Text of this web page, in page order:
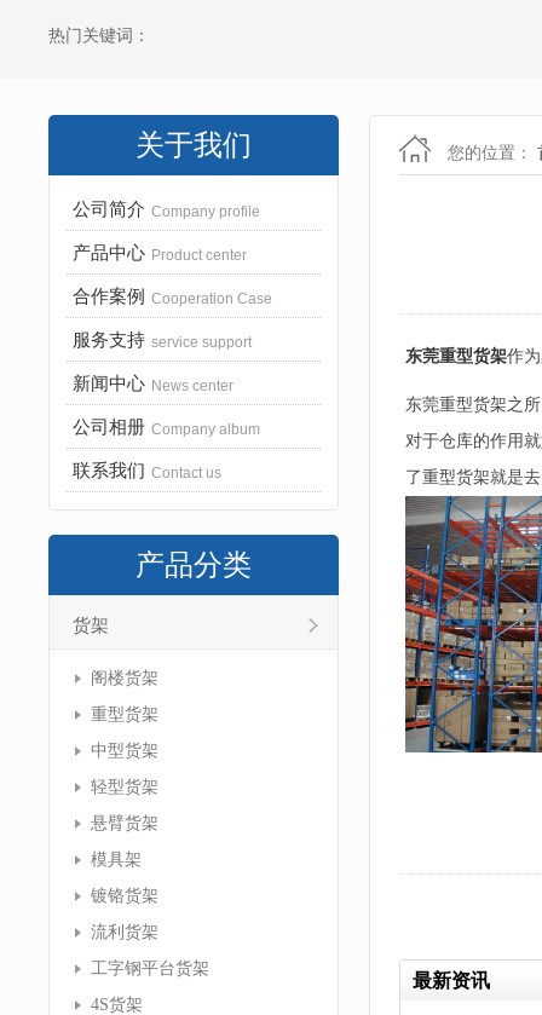
热门关键词：
关于我们
公司简介 Company profile
产品中心 Product center
合作案例 Cooperation Case
服务支持 service support
新闻中心 News center
公司相册 Company album
联系我们 Contact us
产品分类
货架
阁楼货架
重型货架
中型货架
轻型货架
悬臂货架
模具架
镀铬货架
流利货架
工字钢平台货架
4S货架
您的位置：
东莞重型货架作
东莞重型货架之
对于仓库的作用
了重型货架就是
最新资讯